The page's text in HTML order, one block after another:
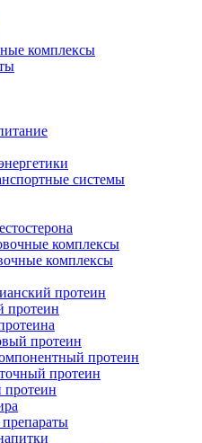
комплексы
системы
комплексы
комплексы
протеин
протеин
протеин
протеин
протеин